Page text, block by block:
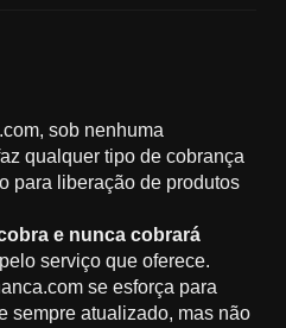
sob nenhuma
qualquer tipo de cobrança
para liberação de produtos
e nunca cobrará
serviço que oferece.
se esforça para
sempre atualizado, mas não